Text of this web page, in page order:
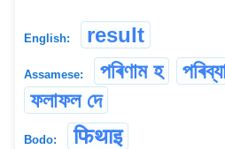
English: result
Assamese: পৰিণাম হ
ফলাফল দে
Bodo: फिथाइ